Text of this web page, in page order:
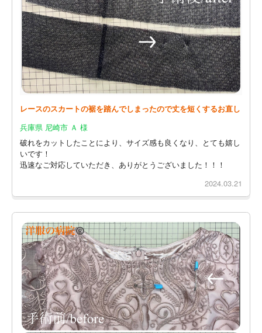
レースのスカートの裾を踏んでしまったので丈を短くするお直し
兵庫県 尼崎市 Ａ 様
破れをカットしたことにより、サイズ感も良くなり、とても嬉し
いです！
迅速なご対応していただき、ありがとうございました！！！
2024.03.21